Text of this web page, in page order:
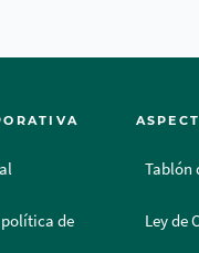
de
Tablón
Ley de